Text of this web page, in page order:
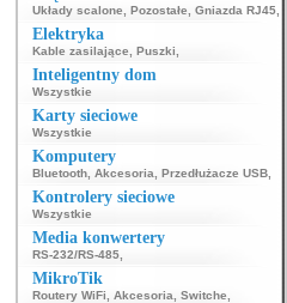
Układy scalone Pozostałe Gniazda RJ45
Elektryka
Kable zasilające Puszki
Inteligentny dom
Wszystkie
Karty sieciowe
Wszystkie
Komputery
Bluetooth Akcesoria Przedłużacze USB
Kontrolery sieciowe
Wszystkie
Media konwertery
RS-232/RS-485
MikroTik
Routery WiFi Akcesoria Switche